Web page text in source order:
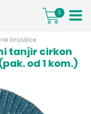
0
brusilice
tanjir cirkon
od 1 kom.)